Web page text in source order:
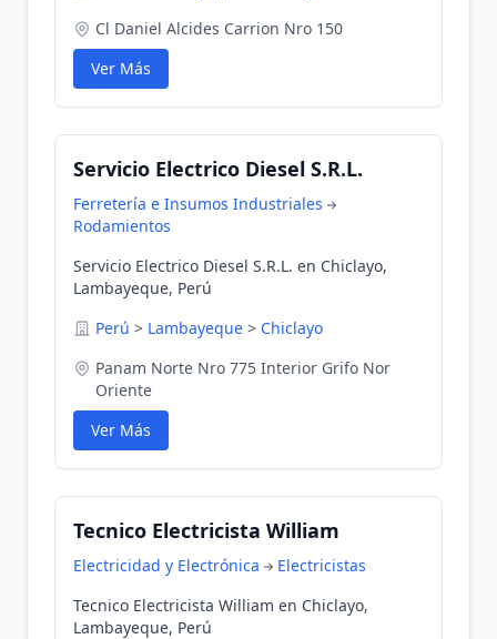
Cl Daniel Alcides Carrion Nro 150
Ver Más
Servicio Electrico Diesel S.R.L.
Ferretería e Insumos Industriales
Rodamientos
Servicio Electrico Diesel S.R.L. en Chiclayo,
Lambayeque, Perú
Perú > Lambayeque > Chiclayo
Panam Norte Nro 775 Interior Grifo Nor
Oriente
Ver Más
Tecnico Electricista William
Electricidad y Electrónica
Electricistas
Tecnico Electricista William en Chiclayo,
Lambayeque, Perú